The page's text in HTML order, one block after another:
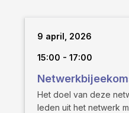
9 april, 2026
15:00 - 17:00
Het doel van deze
leden uit het netwerk